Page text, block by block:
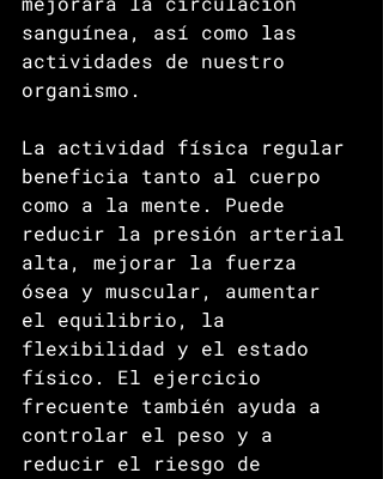
sanguínea, así como las
actividades de nuestro
organismo.
La actividad física regular
beneficia tanto al cuerpo
como a la mente. Puede
reducir la presión arterial
alta, mejorar la fuerza
ósea y muscular, aumentar
el equilibrio, la
flexibilidad y el estado
físico. El ejercicio
frecuente también ayuda a
controlar el peso y a
reducir el riesgo de